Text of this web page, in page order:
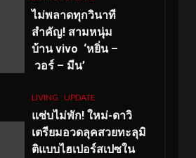
ไม่พลาดทุกวินาที
สำคัญ! สามหนุ่ม
บ้าน vivo ‘หยิ่น –
วอร์ – มีน’
LIVING UPDATE
แซ่บไม่พัก! ใหม่-ดาวิ
เตรียมอวดลุคสวยทะลุมิ
ติแบบไฮเปอร์สเปซใน